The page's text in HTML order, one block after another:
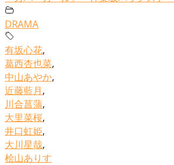
DRAMA
有坂心花,
葛西杏也菜,
中山あやか,
近藤藍月,
川合菖蒲,
大里菜桜,
井口虹姫,
大川星哉,
桧山ありす